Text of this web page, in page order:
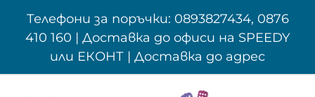
Телефони за поръчки: 0893827434, 0876
410 160 | Доставка до офиси на SPEEDY
или ЕКОНТ | Доставка до адрес